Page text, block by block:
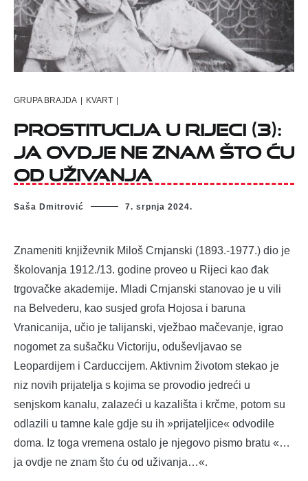
GRUPA BRAJDA | KVART |
PROSTITUCIJA U RIJECI (3):
JA OVDJE NE ZNAM ŠTO ĆU
OD UŽIVANJA
Saša Dmitrović 7. srpnja 2024.
Znameniti književnik Miloš Crnjanski (1893.-1977.) dio je
školovanja 1912./13. godine proveo u Rijeci kao đak
trgovačke akademije. Mladi Crnjanski stanovao je u vili
na Belvederu, kao susjed grofa Hojosa i baruna
Vranicanija, učio je talijanski, vježbao mačevanje, igrao
nogomet za sušačku Victoriju, oduševljavao se
Leopardijem i Carduccijem. Aktivnim životom stekao je
niz novih prijatelja s kojima se provodio jedreći u
senjskom kanalu, zalazeći u kazališta i krčme, potom su
odlazili u tamne kale gdje su ih »prijateljice« odvodile
doma. Iz toga vremena ostalo je njegovo pismo bratu «…
ja ovdje ne znam što ću od uživanja…«.